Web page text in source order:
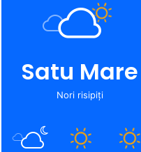
Satu Mare
Nori risipiți